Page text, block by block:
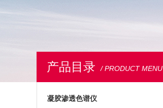
产品目录 / PRODUCT MENU
凝胶渗透色谱仪